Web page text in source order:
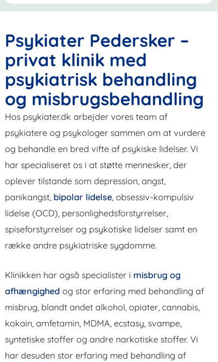
Psykiater Pedersker –
privat klinik med
psykiatrisk behandling
og misbrugsbehandling
Hos psykiater.dk arbejder vores team af
psykiatere og psykologer sammen om at vurdere
og behandle en bred vifte af psykiske lidelser. Vi
har specialiseret os i at støtte mennesker, der
oplever tilstande som depression, angst,
panikangst, bipolar lidelse , obsessiv-kompulsiv
lidelse (OCD), personlighedsforstyrrelser,
spiseforstyrrelser og psykotiske lidelser samt en
række andre psykiatriske sygdomme.
Klinikken har også specialister i misbrug og
afhængighed og stor erfaring med behandling af
misbrug, blandt andet alkohol, opiater, cannabis,
kokain, amfetamin, MDMA, ecstasy, svampe,
syntetiske stoffer og andre narkotiske stoffer. Vi
har desuden stor erfaring med behandling af